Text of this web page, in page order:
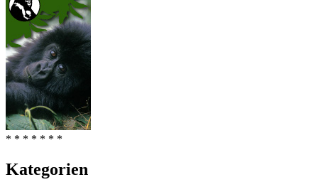
* * * * * * *
Kategorien